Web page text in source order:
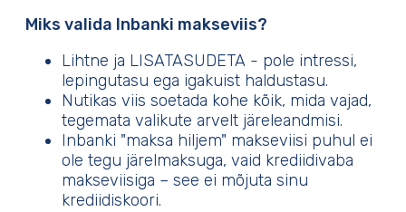
Miks valida Inbanki makseviis?
Lihtne ja LISATASUDETA - pole intressi,
lepingutasu ega igakuist haldustasu.
Nutikas viis soetada kohe kõik, mida vajad,
tegemata valikute arvelt järeleandmisi.
Inbanki "maksa hiljem" makseviisi puhul ei
ole tegu järelmaksuga, vaid krediidivaba
makseviisiga – see ei mõjuta sinu
krediidiskoori.